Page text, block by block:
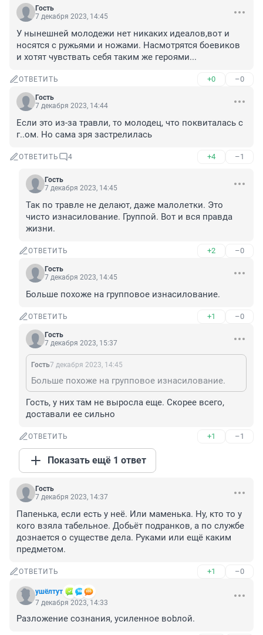
Гость
7 декабря 2023, 14:45
У нынешней молодежи нет никаких идеалов,вот и
носятся с ружьями и ножами. Насмотрятся боевиков
и хотят чувствать себя таким же героями...
ОТВЕТИТЬ +0 –0
Гость
7 декабря 2023, 14:44
Если это из-за травли, то молодец, что поквиталась с
г..ом. Но сама зря застрелилась
ОТВЕТИТЬ 4 +4 –1
Гость
7 декабря 2023, 14:45
Так по травле не делают, даже малолетки. Это
чисто изнасилование. Группой. Вот и вся правда
жизни.
ОТВЕТИТЬ +2 –0
Гость
7 декабря 2023, 14:45
Больше похоже на групповое изнасилование.
ОТВЕТИТЬ +1 –0
Гость
7 декабря 2023, 15:37
Гость7 декабря 2023, 14:45
Больше похоже на групповое изнасилование.
Гость, у них там не выросла еще. Скорее всего,
доставали ее сильно
ОТВЕТИТЬ +1 –1
Показать ещё 1 ответ
Гость
7 декабря 2023, 14:37
Папенька, если есть у неё. Или маменька. Ну, кто то у
кого взяла табельное. Добьёт подранков, а по службе
дознается о существе дела. Руками или ещё каким
предметом.
ОТВЕТИТЬ +1 –0
ушёлтут
7 декабря 2023, 14:33
Разложение сознания, усиленное воbлой.